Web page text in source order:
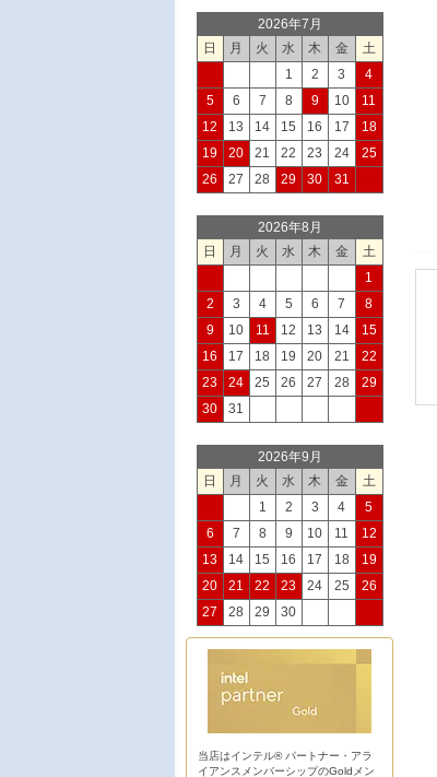
2026年7月
日
月 火 水 木 金
土
1
2 3
4
5
6 7 8 9 10
11
12
13 14 15 16 17
18
19
20 21 22 23 24
25
26
27 28 29 30 31
2026年8月
日
月 火 水 木 金
土
1
2
3 4 5 6 7
8
9
10 11 12 13 14
15
16
17 18 19 20 21
22
23
24 25 26 27 28
29
30
31
2026年9月
日
月 火 水 木 金
土
1
2 3 4
5
6
7 8 9 10 11
12
13
14 15 16 17 18
19
20
21 22 23 24 25
26
27
28 29 30
当店はインテル® パートナー・アラ
イアンスメンバーシップのGoldメン